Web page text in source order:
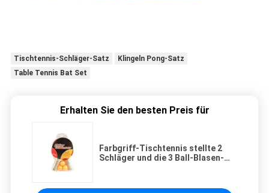
Tischtennis-Schläger-Satz
Klingeln Pong-Satz
Table Tennis Bat Set
Erhalten Sie den besten Preis für
Farbgriff-Tischtennis stellte 2
Schläger und die 3 Ball-Blasen-